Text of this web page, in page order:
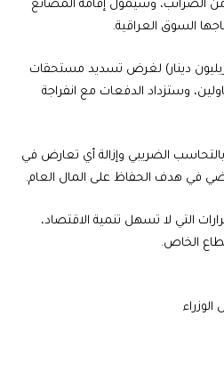
الضرائب، وسيموّل إقامة المصانع
السوق العراقية.
دُفعات شهرية قرابة (1 تريليون دينار) لغرض تسديد مستحقات
وستزداد الدفعات مع انفراجة
الضريبي وإزالة أي تعارض في
في هدف الحفاظ على المال العام.
التي لا تسهل تنمية الاقتصاد،
الخاص.